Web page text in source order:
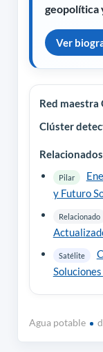
geopolítica
Ver
Red maestra
Clúster
Relacionados
Pilar
y Futuro
Relacionado
Satélite
Agua potable